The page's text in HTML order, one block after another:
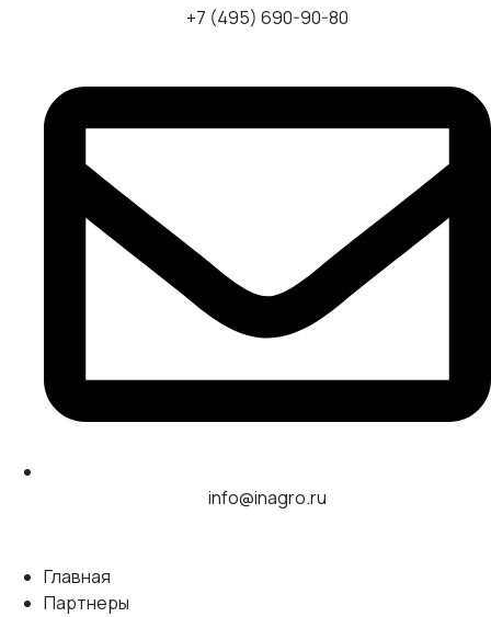
+7 (495) 690-90-80
info@inagro.ru
Главная
Партнеры